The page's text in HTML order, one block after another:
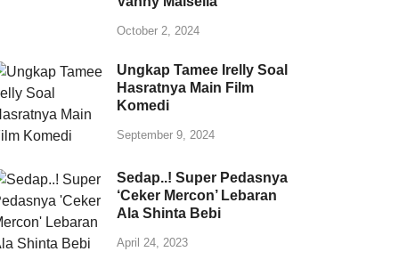
October 2, 2024
Ungkap Tamee Irelly Soal
Hasratnya Main Film
Komedi
September 9, 2024
Sedap..! Super Pedasnya
‘Ceker Mercon’ Lebaran
Ala Shinta Bebi
April 24, 2023